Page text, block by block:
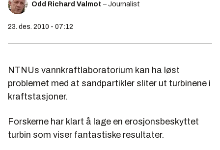
Odd Richard Valmot – Journalist
23. des. 2010 - 07:12
NTNUs vannkraftlaboratorium kan ha løst
problemet med at sandpartikler sliter ut turbinene i
kraftstasjoner.
Forskerne har klart å lage en erosjonsbeskyttet
turbin som viser fantastiske resultater.